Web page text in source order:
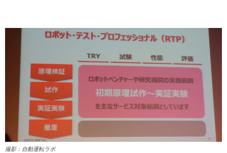
撮影：自動運転ラボ